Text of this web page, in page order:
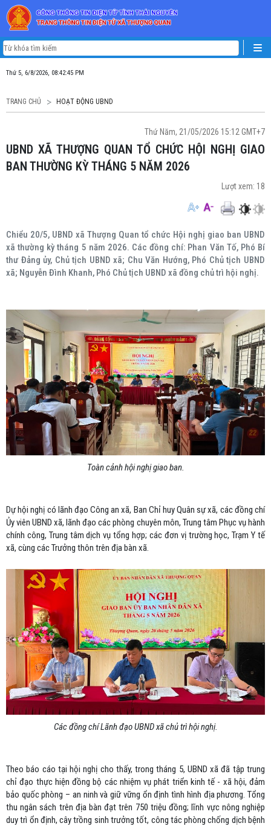
Thứ 5, 6/8/2026, 08:42:45 PM
TRANG CHỦ HOẠT ĐỘNG UBND
Thứ Năm, 21/05/2026 15:12 GMT+7
UBND XÃ THƯỢNG QUAN TỔ CHỨC HỘI NGHỊ GIAO
BAN THƯỜNG KỲ THÁNG 5 NĂM 2026
Lượt xem: 18
Chiểu 20/5, UBND xã Thượng Quan tổ chức Hội nghị giao ban UBND
xã thường kỳ tháng 5 năm 2026. Các đồng chí: Phan Văn Tố, Phó Bí
thư Đảng ủy, Chủ tịch UBND xã; Chu Văn Hướng, Phó Chủ tịch UBND
xã; Nguyễn Đình Khanh, Phó Chủ tịch UBND xã đồng chủ trì hội nghị.
Toàn cảnh hội nghị giao ban.
Dự hội nghị có lãnh đạo Công an xã, Ban Chỉ huy Quân sự xã, các đồng chí
Ủy viên UBND xã, lãnh đạo các phòng chuyên môn, Trung tâm Phục vụ hành
chính công, Trung tâm dịch vụ tổng hợp; các đơn vị trường học, Trạm Y tế
xã, cùng các Trưởng thôn trên địa bàn xã.
Các đồng chí Lãnh đạo UBND xã chủ trì hội nghị.
Theo báo cáo tại hội nghị cho thấy, trong tháng 5, UBND xã đã tập trung
chỉ đạo thực hiện đồng bộ các nhiệm vụ phát triển kinh tế - xã hội, đảm
bảo quốc phòng – an ninh và giữ vững ổn định tình hình địa phương. Tổng
thu ngân sách trên địa bàn đạt trên 750 triệu đồng; lĩnh vực nông nghiệp
duy trì ổn định, cây trồng sinh trưởng tốt, công tác phòng chống dịch bệnh